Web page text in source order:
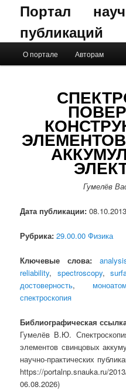
Портал
публикаций
Перейти к основному
Перейти к
О портале Авторам
Гумелёв
Дата публикации: 08.10.2013
Рубрика: 29.00.00 Физика
Ключевые слова:
reliability, spectroscopy,
достоверность,
спектроскопия
Библиографическая
Гумелёв В.Ю.
элементов свинцовых
научно-практических
https://portalnp.snauka.ru/
06.08.2026)